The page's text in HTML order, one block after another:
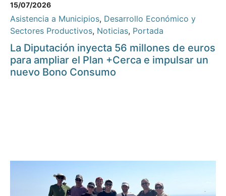
15/07/2026
Asistencia a Municipios, Desarrollo Económico y
Sectores Productivos, Noticias, Portada
La Diputación inyecta 56 millones de euros
para ampliar el Plan +Cerca e impulsar un
nuevo Bono Consumo